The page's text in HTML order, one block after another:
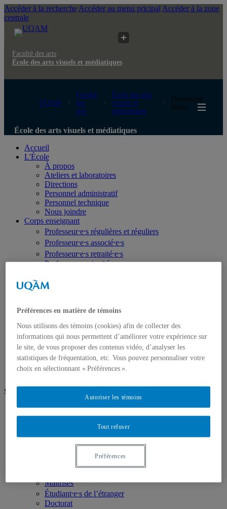
Accéder à la recherche Accéder au menu pricipal Accéder à la zone
centrale
Faculté des arts
École des arts visuels et médiatiques
UQAM
Faculté
des
arts
École des arts
visuels et
médiatiques
Dominique
Sirois
École des arts visuels et médiatiques
Accueil
L'École
À propos
Ateliers et laboratoires
Directions
Personnel administratif
Personnel technique
Nous joindre
Corps enseignant
Professeur⸱e⸱s régulières et réguliers
Professeur⸱e⸱s associé⸱e⸱s
Professeur⸱e⸱s retraité⸱e⸱s
Professeur·e·s invité·e·s
Chargé⸱e⸱s de cours
Programmes d'études
Deuxième cycle
Recherche et création
Unités de recherche
Publications
Prix, bourses et distinctions
Suivez-nous
Facebook
Vimeo
Futur⸱e⸱s étudiant⸱e⸱s
Choisir l’École des arts visuels et médiatiques
Maîtrises
Étudiant⸱e⸱s de l’étranger
Doctorat
Préférences en matière de témoins
Nous utilisons des témoins (cookies) afin de collecter des
informations qui nous permettent d’améliorer votre expérience sur
le site, de vous proposer des contenus vidéo, d’analyser les
statistiques de fréquentation, etc. Vous pouvez personnaliser votre
choix en sélectionnant « Préférences ».
Tout refuser
Autoriser les témoins
Préférences